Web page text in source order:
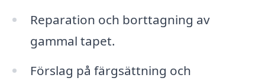
Reparation och borttagning av
gammal tapet.
Förslag på färgsättning och